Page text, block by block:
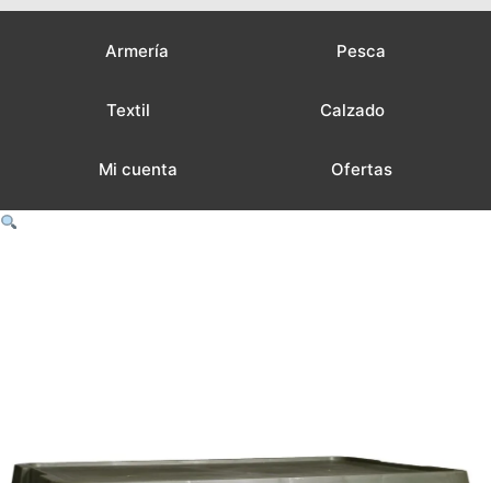
Armería Pesca
Textil Calzado
Mi cuenta Ofertas